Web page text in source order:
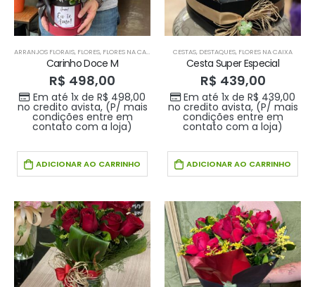
ARRANJOS FLORAIS, FLORES, FLORES NA CAIXA
Carinho Doce M
R$ 498,00
Em até 1x de R$ 498,00
no credito avista, (P/ mais
condições entre em
contato com a loja)
ADICIONAR AO CARRINHO
CESTAS, DESTAQUES, FLORES NA CAIXA
Cesta Super Especial
R$ 439,00
Em até 1x deR$ 439,00
no credito avista, (P/ mais
condições entre em
contato com a loja)
ADICIONAR AO CARRINHO